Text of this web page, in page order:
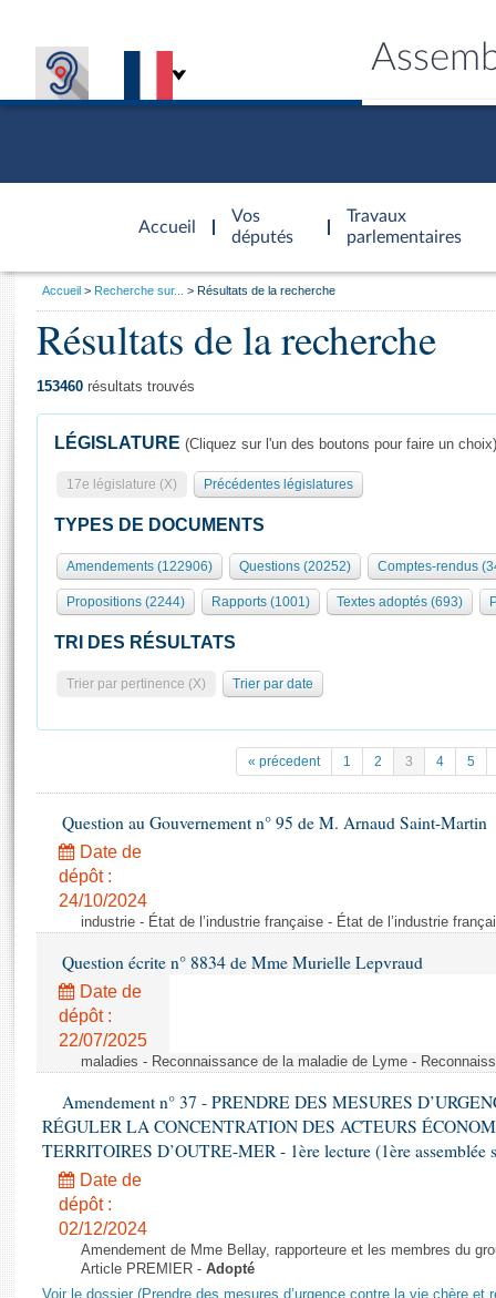
Accueil
d'accueil
Vos
députés
Travaux
parlementaires
Présidence
577 députés
Groupes politiques
Séance publique
Commissions et autres organes
Europe et International
Pétitions
Projets de loi
Propositions de loi
Amendements
Textes adoptés
Rapports d'information
Rapports d'enquête
Rapports législatifs
Dossiers législatifs
Budget et sécurité sociale
Questions écrites et orales
Comptes rendus des débats
Général
Rôle et pouvoirs de l'Assemblée
Organisation de l'Assemblée
Présidence Conférence des Présidents Bureau Collège des
Statistiques et chiffres clés
Documents de référence
( Constitution | Règlement de l'Assemblée ... )
Histoire
Juniors
Anciennes législatures
Liens vers les sites publics
Visiter l'Assemblée
Visite virtuelle du palais Bourbon
Assister à une séance
Contacts et plan d'accès
Photos libres de droit
Vous
Accueil Recherche sur... Résultats de la recherche
Résultats de la recherche
153460 résultats trouvés
LÉGISLATURE (Cliquez sur l'un des boutons pour faire un choix)
17e législature (X) Précédentes législatures
TYPES DE DOCUMENTS
Amendements (122906) Questions (20252) Comptes-rendus
Propositions (2244) Rapports (1001) Textes adoptés (693)
TRI DES RÉSULTATS
Trier par pertinence (X) Trier par date
« précedent 1 2 3 4 5
Question au Gouvernement n° 95 de M. Arnaud Saint-Martin
Date de
dépôt :
24/10/2024
industrie - État de l’industrie française - État de l’industrie
Question écrite n° 8834 de Mme Murielle Lepvraud
Date de
dépôt :
22/07/2025
maladies - Reconnaissance de la maladie de Lyme -
Amendement n° 37 - PRENDRE DES MESURES
RÉGULER LA CONCENTRATION DES ACTEURS
TERRITOIRES D’OUTRE-MER - 1ère lecture (1ère assemblée
Date de
dépôt :
02/12/2024
Amendement de Mme Bellay, rapporteure et les membres du
Article PREMIER - Adopté
Voir le dossier (Prendre des mesures d’urgence contre la vie chère et